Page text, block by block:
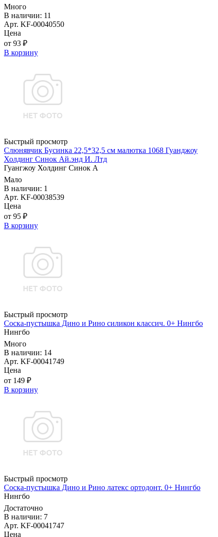
Много
В наличии: 11
Арт. KF-00040550
Цена
от 93 ₽
В корзину
Быстрый просмотр
Слюнявчик Бусинка 22,5*32,5 см малютка 1068 Гуанджоу
Холдинг Синок Ай.энд И. Лтд
Гуангжоу Холдинг Синок А
Мало
В наличии: 1
Арт. KF-00038539
Цена
от 95 ₽
В корзину
Быстрый просмотр
Соска-пустышка Дино и Рино силикон классич. 0+ Нингбо
Нингбо
Много
В наличии: 14
Арт. KF-00041749
Цена
от 149 ₽
В корзину
Быстрый просмотр
Соска-пустышка Дино и Рино латекс ортодонт. 0+ Нингбо
Нингбо
Достаточно
В наличии: 7
Арт. KF-00041747
Цена